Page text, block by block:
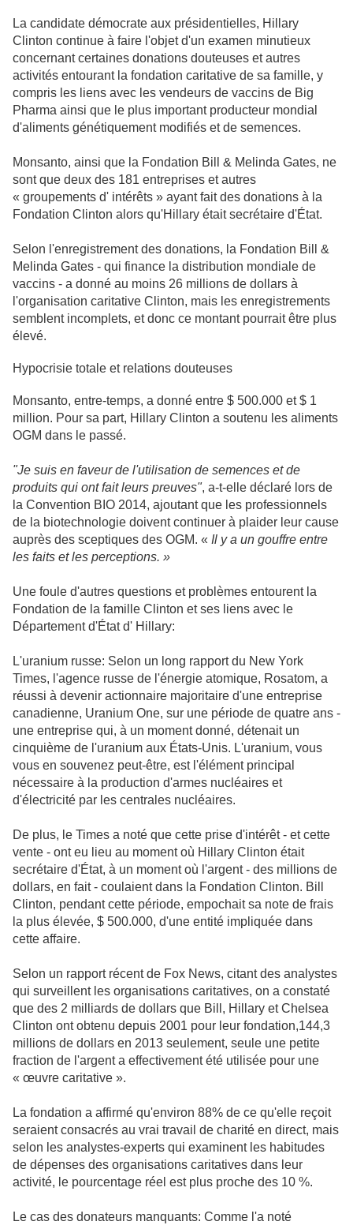
La candidate démocrate aux présidentielles, Hillary
Clinton continue à faire l'objet d'un examen minutieux
concernant certaines donations douteuses et autres
activités entourant la fondation caritative de sa famille, y
compris les liens avec les vendeurs de vaccins de Big
Pharma ainsi que le plus important producteur mondial
d'aliments génétiquement modifiés et de semences.
Monsanto, ainsi que la Fondation Bill & Melinda Gates, ne
sont que deux des 181 entreprises et autres
« groupements d' intérêts » ayant fait des donations à la
Fondation Clinton alors qu'Hillary était secrétaire d'État.
Selon l'enregistrement des donations, la Fondation Bill &
Melinda Gates - qui finance la distribution mondiale de
vaccins - a donné au moins 26 millions de dollars à
l'organisation caritative Clinton, mais les enregistrements
semblent incomplets, et donc ce montant pourrait être plus
élevé.
Hypocrisie totale et relations douteuses
Monsanto, entre-temps, a donné entre $ 500.000 et $ 1
million. Pour sa part, Hillary Clinton a soutenu les aliments
OGM dans le passé.
"Je suis en faveur de l'utilisation de semences et de
produits qui ont fait leurs preuves", a-t-elle déclaré lors de
la Convention BIO 2014, ajoutant que les professionnels
de la biotechnologie doivent continuer à plaider leur cause
auprès des sceptiques des OGM. « Il y a un gouffre entre
les faits et les perceptions. »
Une foule d'autres questions et problèmes entourent la
Fondation de la famille Clinton et ses liens avec le
Département d'État d' Hillary:
L'uranium russe: Selon un long rapport du New York
Times, l'agence russe de l'énergie atomique, Rosatom, a
réussi à devenir actionnaire majoritaire d'une entreprise
canadienne, Uranium One, sur une période de quatre ans -
une entreprise qui, à un moment donné, détenait un
cinquième de l'uranium aux États-Unis. L'uranium, vous
vous en souvenez peut-être, est l'élément principal
nécessaire à la production d'armes nucléaires et
d'électricité par les centrales nucléaires.
De plus, le Times a noté que cette prise d'intérêt - et cette
vente - ont eu lieu au moment où Hillary Clinton était
secrétaire d'État, à un moment où l'argent - des millions de
dollars, en fait - coulaient dans la Fondation Clinton. Bill
Clinton, pendant cette période, empochait sa note de frais
la plus élevée, $ 500.000, d'une entité impliquée dans
cette affaire.
Selon un rapport récent de Fox News, citant des analystes
qui surveillent les organisations caritatives, on a constaté
que des 2 milliards de dollars que Bill, Hillary et Chelsea
Clinton ont obtenu depuis 2001 pour leur fondation,144,3
millions de dollars en 2013 seulement, seule une petite
fraction de l'argent a effectivement été utilisée pour une
« œuvre caritative ».
La fondation a affirmé qu'environ 88% de ce qu'elle reçoit
seraient consacrés au vrai travail de charité en direct, mais
selon les analystes-experts qui examinent les habitudes
de dépenses des organisations caritatives dans leur
activité, le pourcentage réel est plus proche des 10 %.
Le cas des donateurs manquants: Comme l'a noté